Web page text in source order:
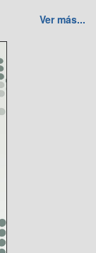
Ver más...